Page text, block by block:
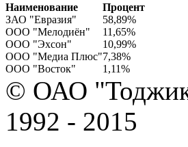
Наименование
Процент
ЗАО "Евразия"
58,89%
ООО "Мелодиён"
11,65%
ООО "Эхсон"
10,99%
ООО "Медиа Плюс"7,38%
ООО "Восток"
1,11%
© ОАО
1992 - 2015